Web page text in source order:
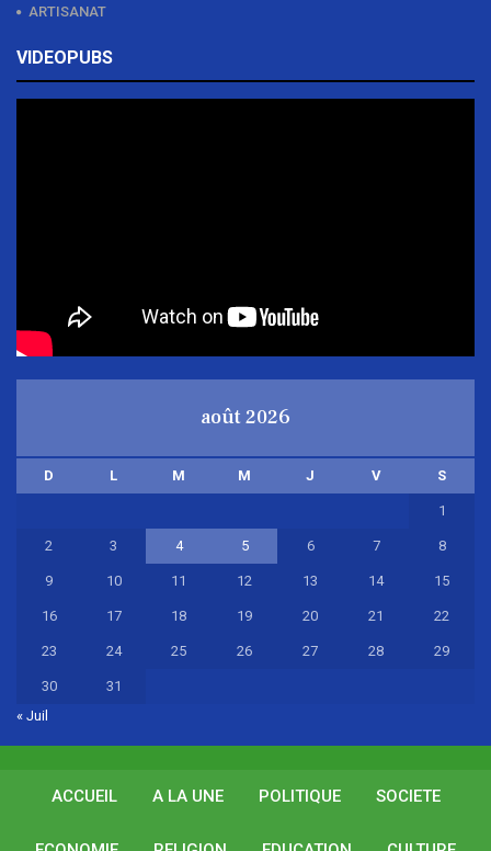
ARTISANAT
VIDEOPUBS
août 2026
D L M M J V S
1
2 3 4 5 6 7 8
9 10 11 12 13 14 15
16 17 18 19 20 21 22
23 24 25 26 27 28 29
30
31
« Juil
ACCUEIL A LA UNE POLITIQUE SOCIETE